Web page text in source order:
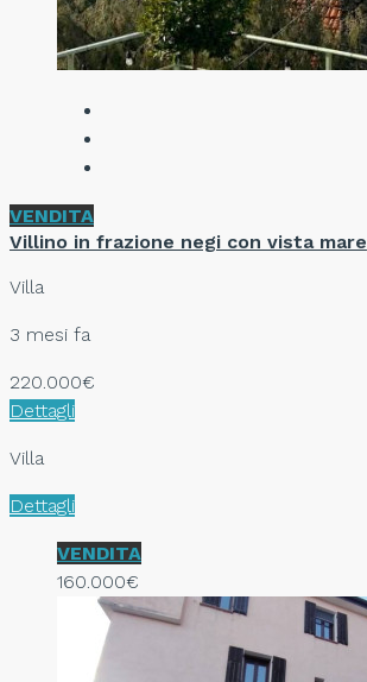
VENDITA
Villino in frazione negi con vista mare
Villa
3 mesi fa
220.000€
Dettagli
Villa
Dettagli
VENDITA
160.000€